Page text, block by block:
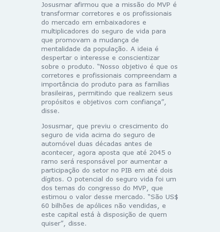
Josusmar afirmou que a missão do MVP é
transformar corretores e os profissionais
do mercado em embaixadores e
multiplicadores do seguro de vida para
que promovam a mudança de
mentalidade da população. A ideia é
despertar o interesse e conscientizar
sobre o produto. “Nosso objetivo é que os
corretores e profissionais compreendam a
importância do produto para as famílias
brasileiras, permitindo que realizem seus
propósitos e objetivos com confiança”,
disse.
Josusmar, que previu o crescimento do
seguro de vida acima do seguro de
automóvel duas décadas antes de
acontecer, agora aposta que até 2045 o
ramo será responsável por aumentar a
participação do setor no PIB em até dois
dígitos. O potencial do seguro vida foi um
dos temas do congresso do MVP, que
estimou o valor desse mercado. “São US$
60 bilhões de apólices não vendidas, e
este capital está à disposição de quem
quiser”, disse.